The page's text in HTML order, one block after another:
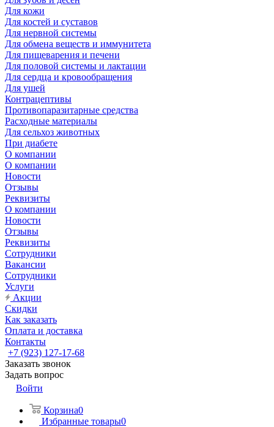
Для кожи
Для костей и суставов
Для нервной системы
Для обмена веществ и иммунитета
Для пищеварения и печени
Для половой системы и лактации
Для сердца и кровообращения
Для ушей
Контрацептивы
Противопаразитарные средства
Расходные материалы
Для сельхоз животных
При диабете
О компании
О компании
Новости
Отзывы
Реквизиты
О компании
Новости
Отзывы
Реквизиты
Сотрудники
Вакансии
Сотрудники
Услуги
Акции
Скидки
Как заказать
Оплата и доставка
Контакты
+7 (923) 127-17-68
Заказать звонок
Задать вопрос
Войти
Корзина0
Избранные товары0